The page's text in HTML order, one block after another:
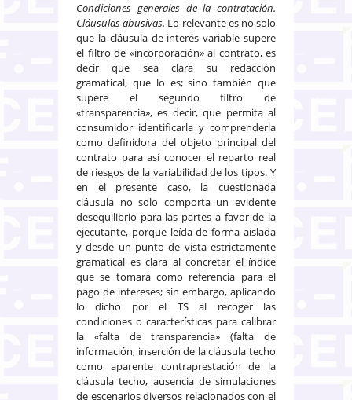
Condiciones generales de la contratación.
Cláusulas abusivas. Lo relevante es no solo
que la cláusula de interés variable supere
el filtro de «incorporación» al contrato, es
decir que sea clara su redacción
gramatical, que lo es; sino también que
supere el segundo filtro de
«transparencia», es decir, que permita al
consumidor identificarla y comprenderla
como definidora del objeto principal del
contrato para así conocer el reparto real
de riesgos de la variabilidad de los tipos. Y
en el presente caso, la cuestionada
cláusula no solo comporta un evidente
desequilibrio para las partes a favor de la
ejecutante, porque leída de forma aislada
y desde un punto de vista estrictamente
gramatical es clara al concretar el índice
que se tomará como referencia para el
pago de intereses; sin embargo, aplicando
lo dicho por el TS al recoger las
condiciones o características para calibrar
la «falta de transparencia» (falta de
información, inserción de la cláusula techo
como aparente contraprestación de la
cláusula techo, ausencia de simulaciones
de escenarios diversos relacionados con el